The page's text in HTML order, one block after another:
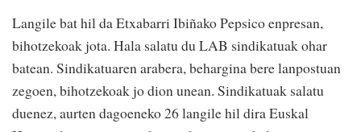
Langile bat hil da Etxabarri Ibiñako Pepsico enpresan,
bihotzekoak jota. Hala salatu du LAB sindikatuak ohar
batean. Sindikatuaren arabera, behargina bere lanpostuan
zegoen, bihotzekoak jo dion unean. Sindikatuak salatu
duenez, aurten dagoeneko 26 langile hil dira Euskal